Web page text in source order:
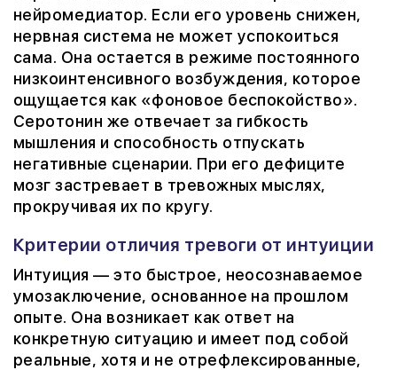
нейромедиатор. Если его уровень снижен,
нервная система не может успокоиться
сама. Она остается в режиме постоянного
низкоинтенсивного возбуждения, которое
ощущается как «фоновое беспокойство».
Серотонин же отвечает за гибкость
мышления и способность отпускать
негативные сценарии. При его дефиците
мозг застревает в тревожных мыслях,
прокручивая их по кругу.
Критерии отличия тревоги от интуиции
Интуиция — это быстрое, неосознаваемое
умозаключение, основанное на прошлом
опыте. Она возникает как ответ на
конкретную ситуацию и имеет под собой
реальные, хотя и не отрефлексированные,